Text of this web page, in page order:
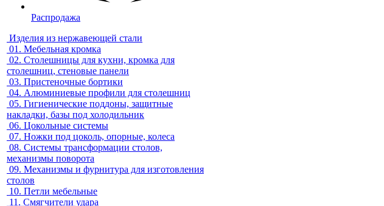
Распродажа
Изделия из нержавеющей стали
01. Мебельная кромка
02. Столешницы для кухни, кромка для
столешниц, стеновые панели
03. Пристеночные бортики
04. Алюминиевые профили для столешниц
05. Гигиенические поддоны, защитные
накладки, базы под холодильник
06. Цокольные системы
07. Ножки под цоколь, опорные, колеса
08. Системы трансформации столов,
механизмы поворота
09. Механизмы и фурнитура для изготовления
столов
10. Петли мебельные
11. Смягчители удара